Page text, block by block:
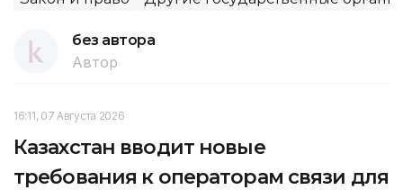
без автора
Автор
16:11, 07 Августа 2026
Казахстан вводит новые
требования к операторам связи для